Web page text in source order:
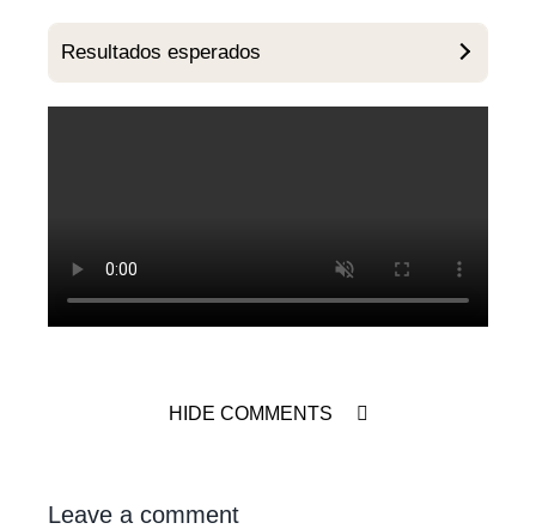
Resultados esperados
HIDE COMMENTS
Leave a comment